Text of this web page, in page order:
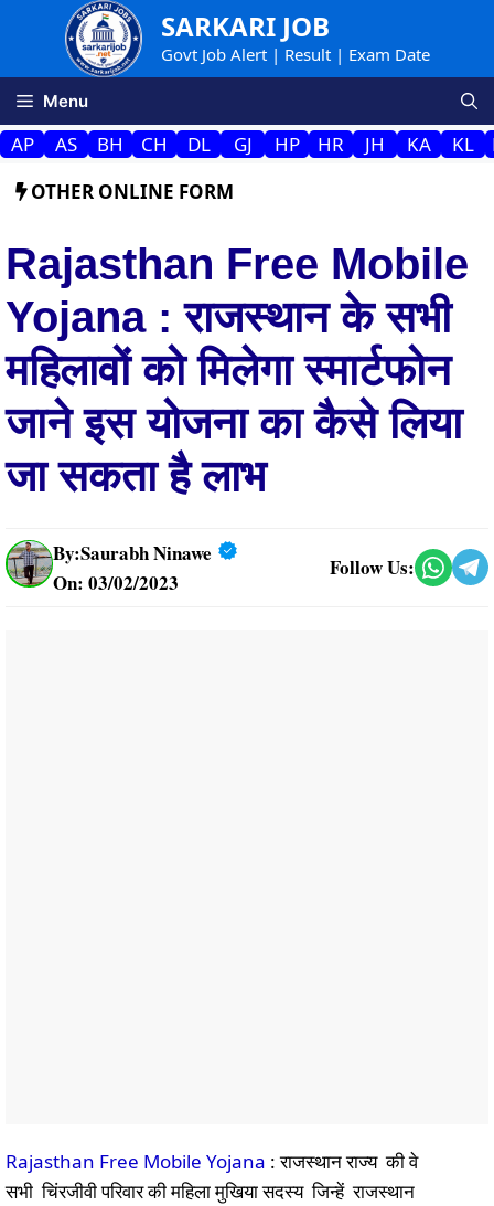
SARKARI JOB
Govt Job Alert | Result | Exam Date
Menu
AP AS BH CH DL GJ HP HR JH KA KL
OTHER ONLINE FORM
Rajasthan Free Mobile
Yojana : राजस्थान के सभी
महिलावों को मिलेगा स्मार्टफोन
जाने इस योजना का कैसे लिया
जा सकता है लाभ
By:Saurabh Ninawe
On: 03/02/2023
Follow Us:
Rajasthan Free Mobile Yojana : राजस्थान राज्य की वे
सभी चिंरजीवी परिवार की महिला मुखिया सदस्य जिन्हें राजस्थान